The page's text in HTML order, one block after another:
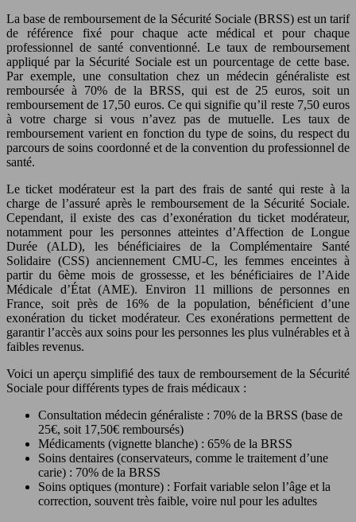
La base de remboursement de la Sécurité Sociale (BRSS) est un tarif
de référence fixé pour chaque acte médical et pour chaque
professionnel de santé conventionné. Le taux de remboursement
appliqué par la Sécurité Sociale est un pourcentage de cette base.
Par exemple, une consultation chez un médecin généraliste est
remboursée à 70% de la BRSS, qui est de 25 euros, soit un
remboursement de 17,50 euros. Ce qui signifie qu’il reste 7,50 euros
à votre charge si vous n’avez pas de mutuelle. Les taux de
remboursement varient en fonction du type de soins, du respect du
parcours de soins coordonné et de la convention du professionnel de
santé.
Le ticket modérateur est la part des frais de santé qui reste à la
charge de l’assuré après le remboursement de la Sécurité Sociale.
Cependant, il existe des cas d’exonération du ticket modérateur,
notamment pour les personnes atteintes d’Affection de Longue
Durée (ALD), les bénéficiaires de la Complémentaire Santé
Solidaire (CSS) anciennement CMU-C, les femmes enceintes à
partir du 6ème mois de grossesse, et les bénéficiaires de l’Aide
Médicale d’État (AME). Environ 11 millions de personnes en
France, soit près de 16% de la population, bénéficient d’une
exonération du ticket modérateur. Ces exonérations permettent de
garantir l’accès aux soins pour les personnes les plus vulnérables et à
faibles revenus.
Voici un aperçu simplifié des taux de remboursement de la Sécurité
Sociale pour différents types de frais médicaux :
Consultation médecin généraliste : 70% de la BRSS (base de
25€, soit 17,50€ remboursés)
Médicaments (vignette blanche) : 65% de la BRSS
Soins dentaires (conservateurs, comme le traitement d’une
carie) : 70% de la BRSS
Soins optiques (monture) : Forfait variable selon l’âge et la
correction, souvent très faible, voire nul pour les adultes